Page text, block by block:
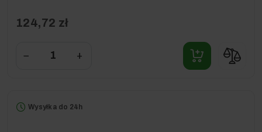
124,72 zł
− +
Wysyłka do 24h